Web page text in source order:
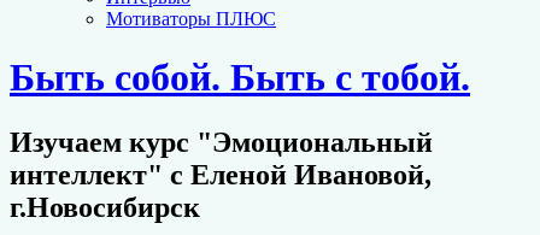
Мотиваторы ПЛЮС
Быть собой. Быть с тобой.
Изучаем курс "Эмоциональный
интеллект" с Еленой Ивановой,
г.Новосибирск